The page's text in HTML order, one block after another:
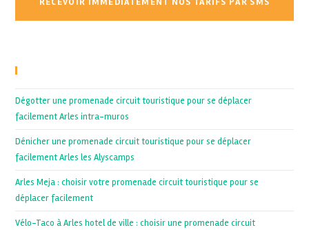
Dégotter une promenade circuit touristique pour se déplacer
facilement Arles intra-muros
Dénicher une promenade circuit touristique pour se déplacer
facilement Arles les Alyscamps
Arles Meja : choisir votre promenade circuit touristique pour se
déplacer facilement
Vélo-Taco à Arles hotel de ville : choisir une promenade circuit